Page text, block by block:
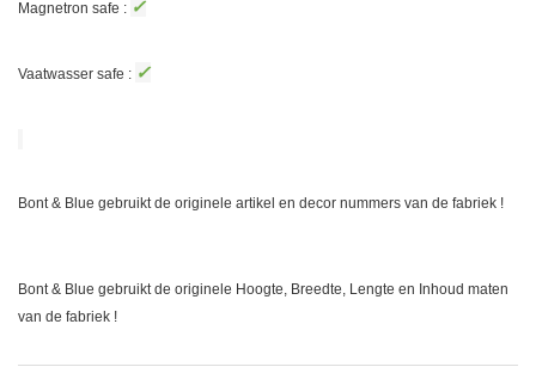
Magnetron safe : ✓
Vaatwasser safe : ✓
Bont & Blue gebruikt de originele artikel en decor nummers van de fabriek !
Bont & Blue gebruikt de originele Hoogte, Breedte, Lengte en Inhoud maten
van de fabriek !